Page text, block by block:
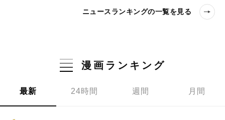
ニュースランキングの一覧を見る
漫画ランキング
最新 24時間 週間 月間